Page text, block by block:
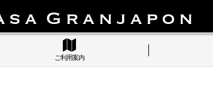
ご利用案内